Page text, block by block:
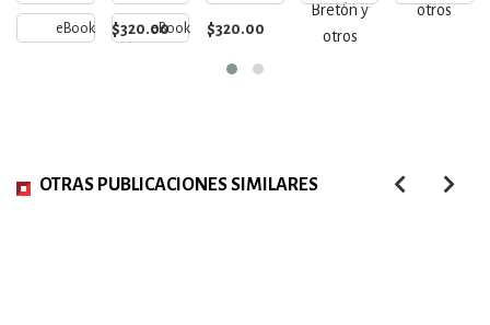
eBook $320.00eBook $320.00
Bretón y
otros
otros
OTRAS PUBLICACIONES SIMILARES